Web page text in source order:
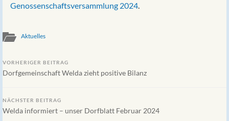
Genossenschaftsversammlung 2024.
Aktuelles
VORHERIGER BEITRAG
Dorfgemeinschaft Welda zieht positive Bilanz
NÄCHSTER BEITRAG
Welda informiert – unser Dorfblatt Februar 2024